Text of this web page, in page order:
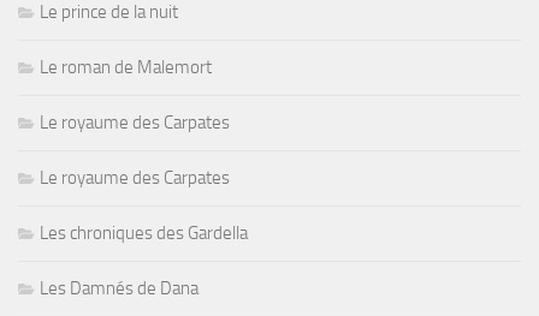
Le prince de la nuit
Le roman de Malemort
Le royaume des Carpates
Le royaume des Carpates
Les chroniques des Gardella
Les Damnés de Dana